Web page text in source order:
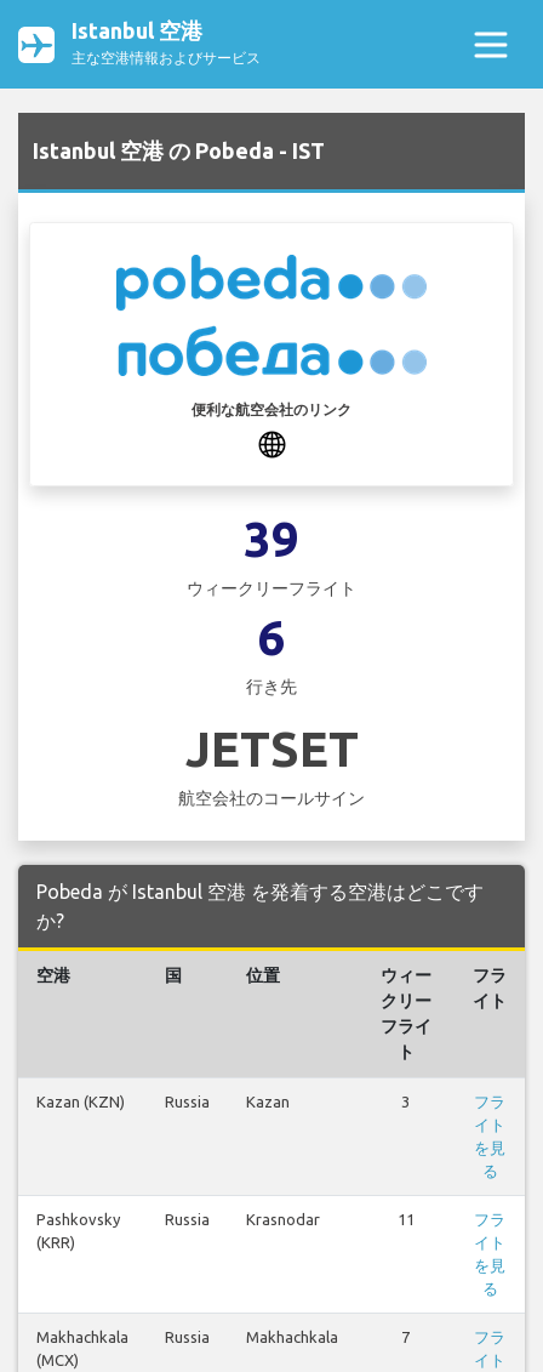
Istanbul 空港
主な空港情報およびサービス
Istanbul 空港 の Pobeda - IST
便利な航空会社のリンク
39
ウィークリーフライト
6
行き先
JETSET
航空会社のコールサイン
Pobeda が Istanbul 空港 を発着する空港はどこです
か?
空港 国 位置
ウィー
クリー
フライ
ト
フラ
イト
Kazan (KZN) Russia Kazan 3
フラ
イト
を見
る
Pashkovsky
(KRR)
Russia Krasnodar 11
フラ
イト
を見
る
Makhachkala
(MCX)
Russia Makhachkala 7
フラ
イト